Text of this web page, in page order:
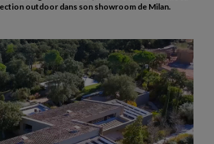
outdoor dans son showroom de Milan.